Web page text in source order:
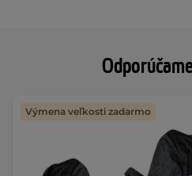
Výmena veľkosti zadarmo